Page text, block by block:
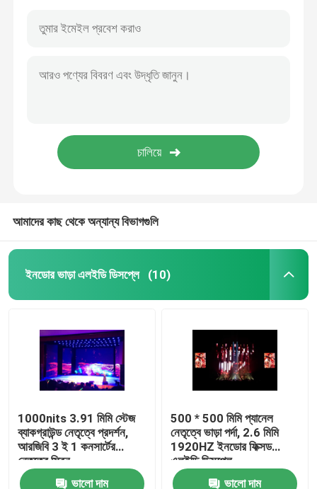
আমাদের কাছ থেকে অন্যান্য বিভাগগুলি
ইনডোর ভাড়া এলইডি ডিসপ্লে (10)
1000nits 3.91 মিমি স্টেজ
ব্যাকগ্রাউন্ড নেতৃত্বে প্রদর্শন,
আরজিবি 3 ই 1 কনসার্টের
নেতৃত্বে স্ক্রিন
ভালো দাম
500 * 500 মিমি প্যানেল
নেতৃত্বে ভাড়া পর্দা, 2.6 মিমি
1920HZ ইনডোর ফিক্সড
এলইডি ডিসপ্লে
ভালো দাম